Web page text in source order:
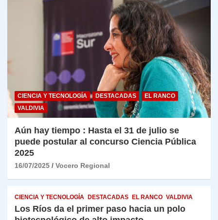
CIENCIA Y TECNOLOGÍA DESTACADAS
EL RANCO
VALDIVIA
Aún hay tiempo : Hasta el 31 de julio se
puede postular al concurso Ciencia Pública
2025
16/07/2025 Vocero Regional
CIENCIA Y TECNOLOGÍA DESTACADAS EL RANCO VALDIVIA
Los Ríos da el primer paso hacia un polo